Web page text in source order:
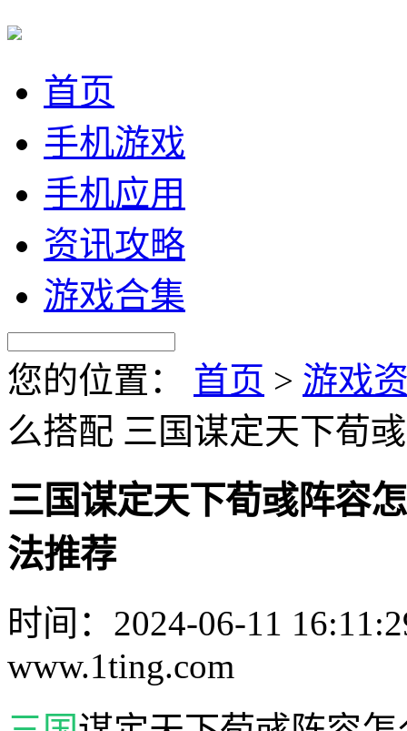
首页
手机游戏
手机应用
资讯攻略
游戏合集
您的位置： 首页 > 游戏
么搭配 三国谋定天下荀
三国谋定天下荀彧阵容
法推荐
时间：2024-06-11
www.1ting.com